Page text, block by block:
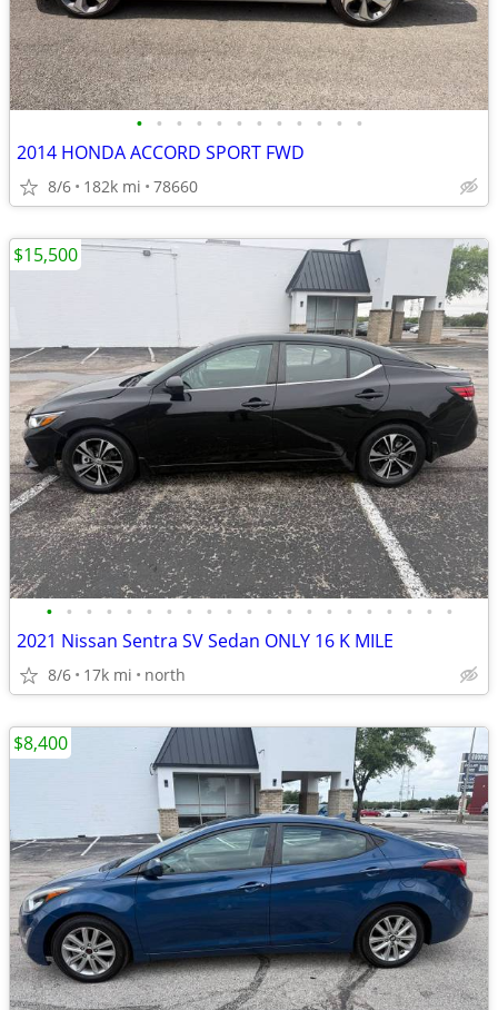
• • • • • • • • • • • •
2014 HONDA ACCORD SPORT FWD
8/6 182k mi 78660
• • • • • • • • • • • • • • • • • • • • •
2021 Nissan Sentra SV Sedan ONLY 16 K MILE
8/6 17k mi north
$15,500
$8,400